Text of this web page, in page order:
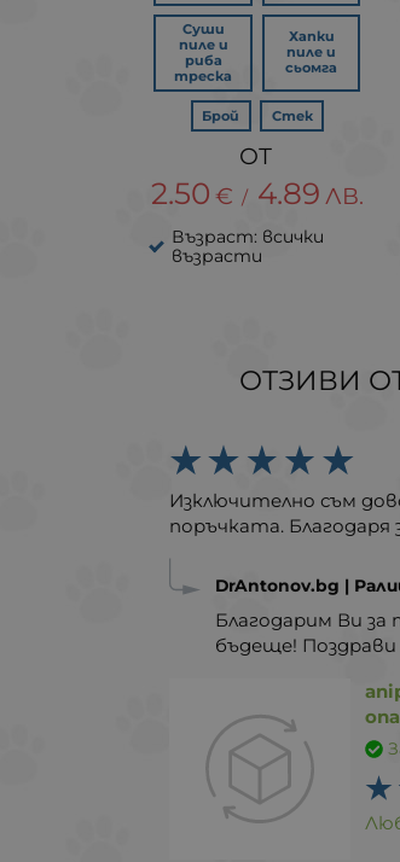
Суши
пиле и
риба
треска
Хапки
пиле и
сьомга
Брой Стек
2.50 € / 4.89 ЛВ.
Възраст: всички
възрасти
ОТЗИВИ
Изключително съм
поръчката.
DrAntonov.bg |
Благодарим Ви
бъдеще!